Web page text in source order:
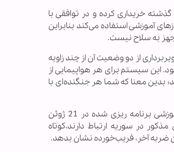
در دهه‌های گذشته خریداری کرده و در توافقی با
آموزشی استفاده می‌کند بنابراین
به سلاح نیست.
از دو وضعیت آن از چند زاویه
سیستم برای هر هواپیمایی از
بدین معنا که شما هر جنگنده‌ای با
سرویس اطلاعات سوریه اکنون بر سر دوراهی است: یا خلبان حماده را قبل از پرواز آموزشی برنامه ریزی شده در 21 ژوئن
در سوریه ارتباط دارند،‌کوتاه
ضربه آخر، فریب‌خورده نشان بدهد.